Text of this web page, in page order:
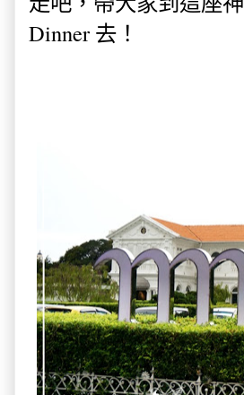
Dinner 去！